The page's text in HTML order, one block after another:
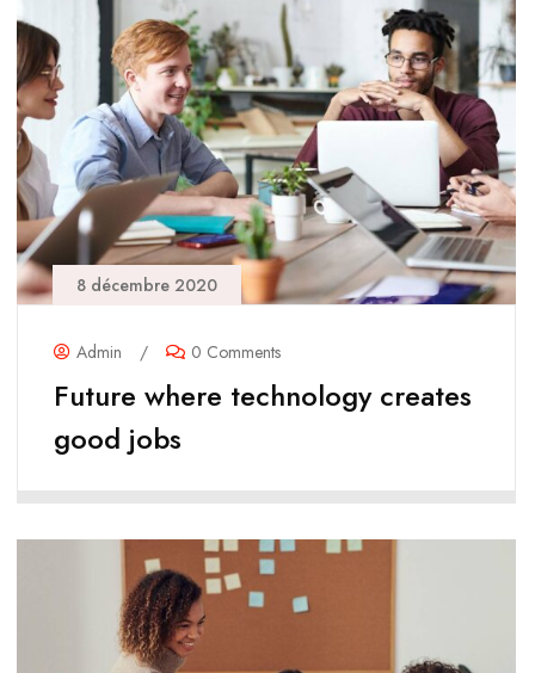
8 décembre 2020
Admin / 0 Comments
Future where technology creates
good jobs